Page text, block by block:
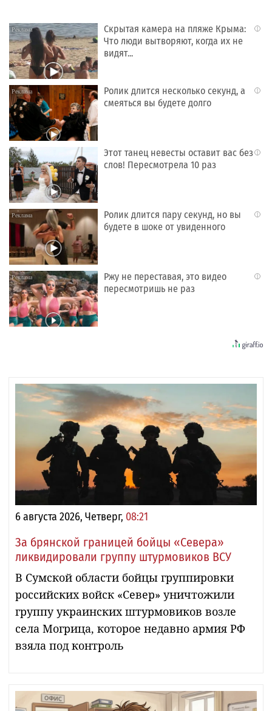
i
Скрытая камера на пляже Крыма:
Что люди вытворяют, когда их не
видят...
i
Ролик длится несколько секунд, а
смеяться вы будете долго
i
Этот танец невесты оставит вас без
слов! Пересмотрела 10 раз
i
Ролик длится пару секунд, но вы
будете в шоке от увиденного
i
Ржу не переставая, это видео
пересмотришь не раз
6 августа 2026, Четверг, 08:21
За брянской границей бойцы «Севера»
ликвидировали группу штурмовиков ВСУ
В Сумской области бойцы группировки
российских войск «Север» уничтожили
группу украинских штурмовиков возле
села Могрица, которое недавно армия РФ
взяла под контроль